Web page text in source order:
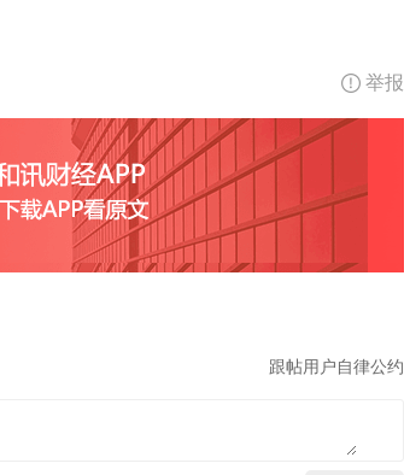
举报
跟帖用户自律公约